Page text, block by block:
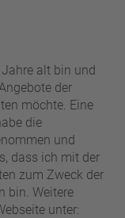
alt bin und
der
möchte. Eine
die
und
dass ich mit der
zum Zweck der
bin. Weitere
unter: